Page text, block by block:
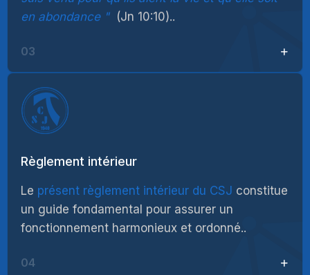
en abondance (Jn 10:10)..
03
Règlement intérieur
Le présent règlement intérieur du CSJ constitue
un guide fondamental pour assurer un
fonctionnement harmonieux et ordonné..
04